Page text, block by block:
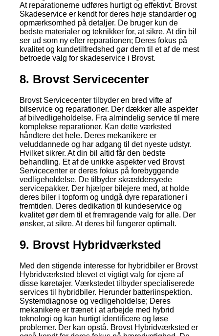
At reparationerne udføres hurtigt og effektivt. Brovst
Skadeservice er kendt for deres høje standarder og
opmærksomhed på detaljer. De bruger kun de
bedste materialer og teknikker for, at sikre. At din bil
ser ud som ny efter reparationen; Deres fokus på
kvalitet og kundetilfredshed gør dem til et af de mest
betroede valg for skadeservice i Brovst.
8. Brovst Servicecenter
Brovst Servicecenter tilbyder en bred vifte af
bilservice og reparationer. Der dækker alle aspekter
af bilvedligeholdelse. Fra almindelig service til mere
komplekse reparationer. Kan dette værksted
håndtere det hele. Deres mekanikere er
veluddannede og har adgang til det nyeste udstyr.
Hvilket sikrer. At din bil altid får den bedste
behandling. Et af de unikke aspekter ved Brovst
Servicecenter er deres fokus på forebyggende
vedligeholdelse. De tilbyder skræddersyede
servicepakker. Der hjælper bilejere med, at holde
deres biler i topform og undgå dyre reparationer i
fremtiden. Deres dedikation til kundeservice og
kvalitet gør dem til et fremragende valg for alle. Der
ønsker, at sikre. At deres bil fungerer optimalt.
9. Brovst Hybridværksted
Med den stigende interesse for hybridbiler er Brovst
Hybridværksted blevet et vigtigt valg for ejere af
disse køretøjer. Værkstedet tilbyder specialiserede
services til hybridbiler. Herunder batteriinspektion.
Systemdiagnose og vedligeholdelse; Deres
mekanikere er trænet i at arbejde med hybrid
teknologi og kan hurtigt identificere og løse
problemer. Der kan opstå. Brovst Hybridværksted er